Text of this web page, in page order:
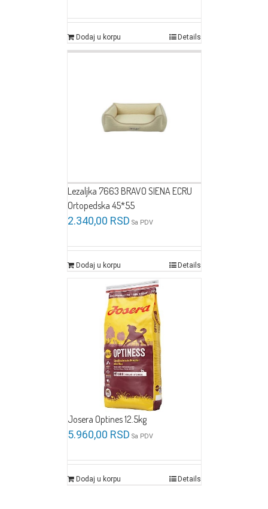
Dodaj u korpu Details
Lezaljka 7663 BRAVO SIENA ECRU
Ortopedska 45*55
2.340,00 RSD Sa PDV
Dodaj u korpu Details
Josera Optines 12.5kg
5.960,00 RSD Sa PDV
Dodaj u korpu Details